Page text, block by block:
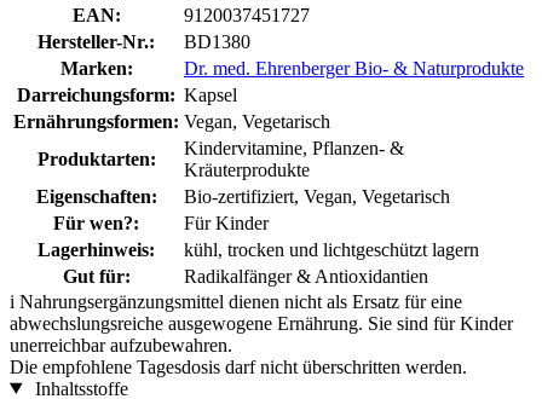
EAN:
9120037451727
Hersteller-Nr.:
BD1380
Marken:
Dr. med. Ehrenberger Bio- & Naturprodukte
Darreichungsform: Kapsel
Ernährungsformen: Vegan, Vegetarisch
Produktarten:
Kindervitamine, Pflanzen- &
Kräuterprodukte
Eigenschaften:
Bio-zertifiziert, Vegan, Vegetarisch
Für wen?:
Für Kinder
Lagerhinweis:
kühl, trocken und lichtgeschützt lagern
Gut für:
Radikalfänger & Antioxidantien
i Nahrungsergänzungsmittel dienen nicht als Ersatz für eine
abwechslungsreiche ausgewogene Ernährung. Sie sind für Kinder
unerreichbar aufzubewahren.
Die empfohlene Tagesdosis darf nicht überschritten werden.
Inhaltsstoffe